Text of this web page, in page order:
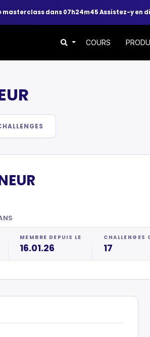
masterclass dans 07h24m44Assistez-y en
COURS
MEMBRE DEPUIS LE
16.01.26
CHALLENGES
17